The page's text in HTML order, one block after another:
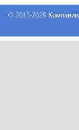
© 2013-2026